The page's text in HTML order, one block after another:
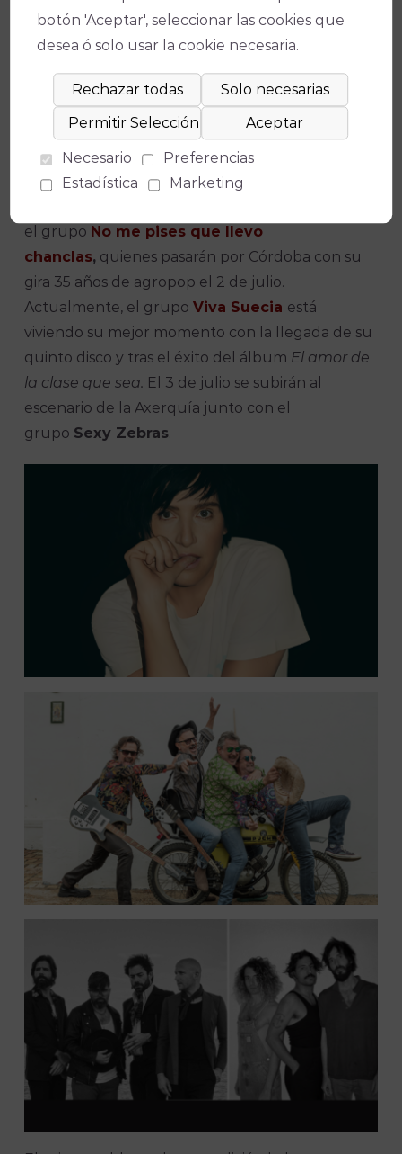
La banda escocesa de rock alternativo y
Texas inaugurará la próxima edición con su
concierto en el Teatro de la Axerquía la noche
del 1 de julio. A partir de aquí se sucederán los
el grupo No me pises que llevo
chanclas, quienes pasarán por Córdoba con su
gira 35 años de agropop el 2 de julio.
Actualmente, el grupoViva Suecia está
viviendo su mejor momento con la llegada de su
quinto disco y tras el éxito del álbum El amor de
la clase que sea. El 3 de julio se subirán al
escenario de la Axerquía junto con el
grupo Sexy Zebras.
botón 'Aceptar', seleccionar las cookies que
desea ó solo usar la cookie necesaria.
Necesario
Preferencias
Estadística
Marketing